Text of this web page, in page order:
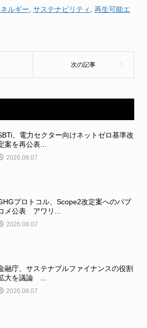
ルギー サステナビリティ
再生可能エ
、電力セクター向けネットゼロ基準改
案を再公表...
2026.08.07
プロトコル、Scope2改定案へのパブ
メ公表 アワリ...
2026.08.07
融庁、サステナブルファイナンスの役割
大を議論 ...
2026.08.07